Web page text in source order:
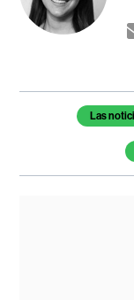
Temas de este
Las